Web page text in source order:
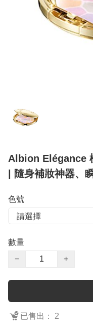
Albion Elégance
| 隨身補妝神器、
色號
數量
−
+
已售出： 2